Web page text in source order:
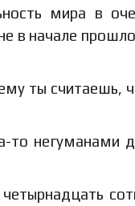
мира в
в начале
ты считаешь,
то негуманами